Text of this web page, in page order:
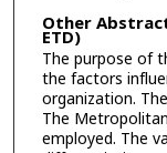
Other
ETD)
The purpose of
the factors
organization.
The
employed. The